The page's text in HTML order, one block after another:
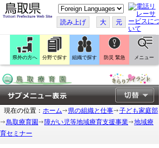
こ
の
ペ
ー
ジ
翻
訳
す
読み上げ 大 元
県外の方へ 分野で探す 組織で探す 防災 緊急 メニュー
現在の位置： ホーム 県の組織と仕事
子ども家庭部
鳥取療育園
障がい児等地域療育支援事業
地域療
育セミナー